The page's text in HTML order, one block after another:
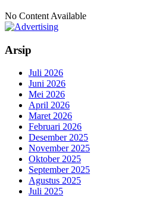
No Content Available
Arsip
Juli 2026
Juni 2026
Mei 2026
April 2026
Maret 2026
Februari 2026
Desember 2025
November 2025
Oktober 2025
September 2025
Agustus 2025
Juli 2025